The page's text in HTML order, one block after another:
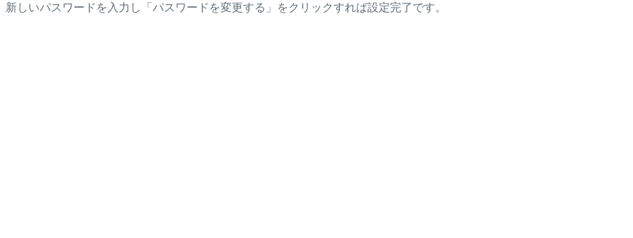
新しいパスワードを入力し「パスワードを変更する」をクリックすれば設定完了です。